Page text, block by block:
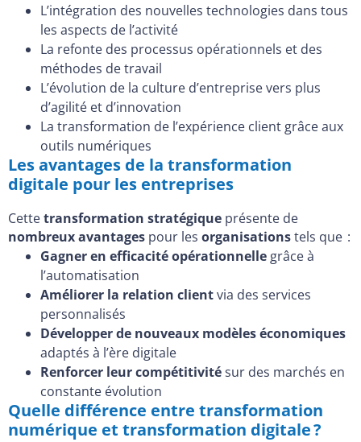
L’intégration des nouvelles technologies dans tous
les aspects de l’activité
La refonte des processus opérationnels et des
méthodes de travail
L’évolution de la culture d’entreprise vers plus
d’agilité et d’innovation
La transformation de l’expérience client grâce aux
outils numériques
Les avantages de la transformation
digitale pour les entreprises
Cettetransformation stratégique présente de
nombreux avantages pour les organisationstels que :
Gagner en efficacité opérationnelle grâce à
l’automatisation
Améliorer la relation clientvia des services
personnalisés
Développer de nouveaux modèles économiques
adaptés à l’ère digitale
Renforcer leur compétitivitésur des marchés en
constante évolution
Quelle différence entre transformation
numérique et transformation digitale ?